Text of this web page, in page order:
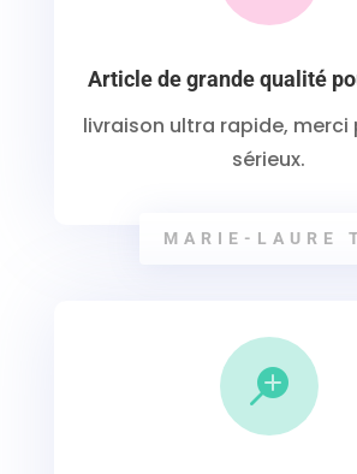
Article de grande qualité
livraison ultra rapide, merci
sérieux.
MARIE-LAURE
